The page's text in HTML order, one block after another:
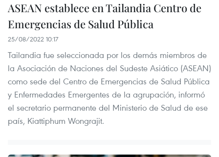
ASEAN establece en Tailandia Centro de
Emergencias de Salud Pública
25/08/2022 10:17
Tailandia fue seleccionada por los demás miembros de
la Asociación de Naciones del Sudeste Asiático (ASEAN)
como sede del Centro de Emergencias de Salud Pública
y Enfermedades Emergentes de la agrupación, informó
el secretario permanente del Ministerio de Salud de ese
país, Kiattiphum Wongrajit.